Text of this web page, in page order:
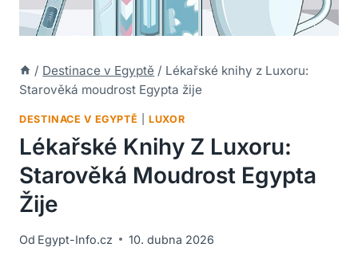
/ Destinace v Egyptě / Lékařské knihy z Luxoru:
Starověká moudrost Egypta žije
DESTINACE V EGYPTĚ |LUXOR
Lékařské Knihy Z Luxoru:
Starověká Moudrost Egypta
Žije
Od Egypt-Info.cz 10. dubna 2026